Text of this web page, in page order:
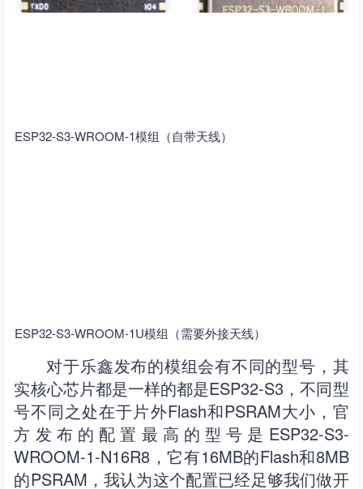
ESP32-S3-WROOM-1模组（自带天线）
ESP32-S3-WROOM-1U模组（需要外接天线）
对于乐鑫发布的模组会有不同的型号，其
实核心芯片都是一样的都是ESP32-S3，不同型
号不同之处在于片外Flash和PSRAM大小，官
方发布的配置最高的型号是ESP32-S3-
WROOM-1-N16R8，它有16MB的Flash和8MB
的PSRAM，我认为这个配置已经足够我们做开